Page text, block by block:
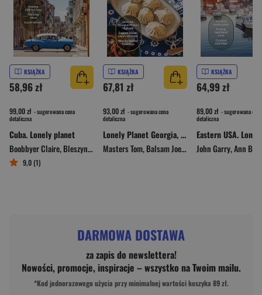
KSIĄŻKA
58,96 zł
99,00 zł - sugerowana cena
detaliczna
Cuba. Lonely planet
Boobbyer Claire,Bleszynska Katya ,Brendan Sainsbury
9,0 (1)
KSIĄŻKA
67,81 zł
93,00 zł - sugerowana cena
detaliczna
Lonely Planet Georgia, Armenia & Azerbaijan
Masters Tom,Balsam Joel, Jan Kowalski
KSIĄŻKA
64,99 zł
89,00 zł - sugerowana cena
detaliczna
John Garry,Ann
DARMOWA DOSTAWA
za zapis do newslettera!
Nowości, promocje, inspiracje – wszystko na Twoim mailu.
*Kod jednorazowego użycia przy minimalnej wartości koszyka 89 zł.